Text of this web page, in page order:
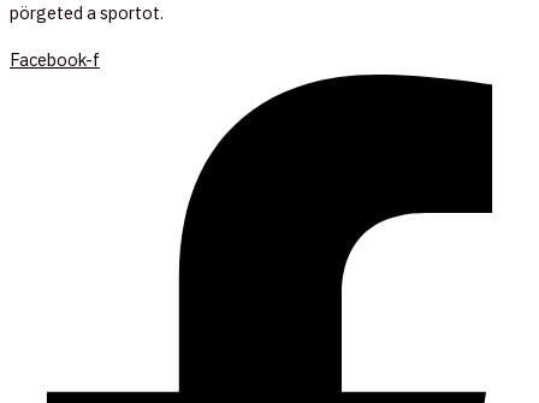
pörgeted a sportot.
Facebook-f